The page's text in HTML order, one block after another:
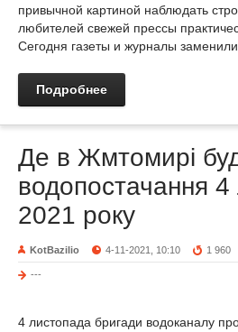
привычной картиной наблюдать
любителей свежей прессы
Сегодня газеты и журналы
Подробнее
Де в Жмтомирі
водопостачання
2021 року
KotBazilio 4-11-2021, 10:10 1 960
---
4 листопада бригади водоканалу